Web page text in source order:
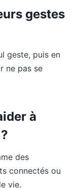
gestes
geste, puis en
ne pas se
à
des
connectés ou
vie.